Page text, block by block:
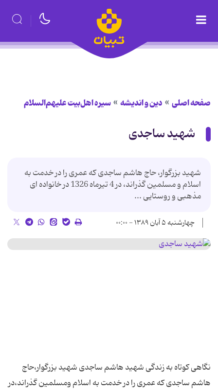
صفحه اصلی دین و اندیشه سیره اهل‌بیت علیهم‌السلام
شهید ساجدی
شهید بزرگوار، حاج هاشم ساجدی که عمری را در خدمت به
اسلام و مسلمین گذراند، در 4 تیرماه 1326 در خانواده ای
مذهبی و روستایی ...
چهارشنبه ۵ آبان ۱۳۸۹ - ۰۰:۰۰
نگاهی کوتاه به زندگی شهید هاشم ساجدی شهید بزرگوار،حاج
هاشم ساجدی که عمری را در خدمت به اسلام ومسلمین گذراند،در